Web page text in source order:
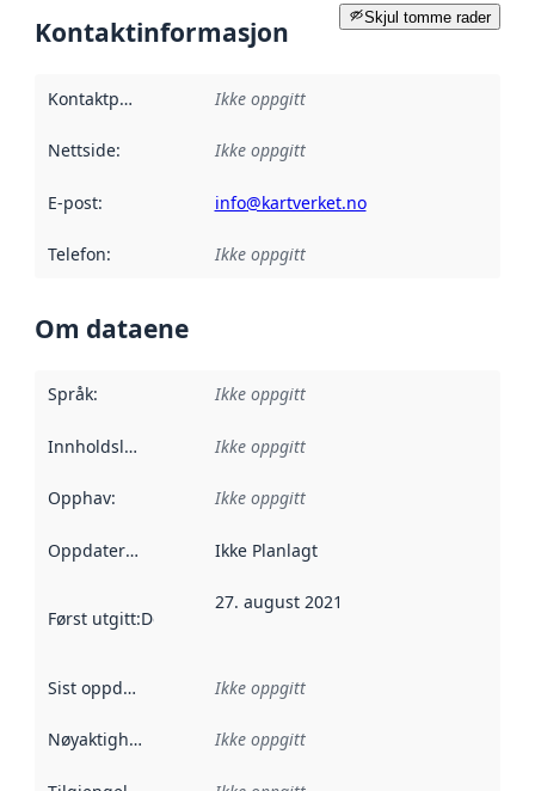
Skjul tomme rader
Kontaktinformasjon
Kontaktpunkt Ikke oppgitt
Nettside: Ikke oppgitt
E-post: info@kartverket.no
Telefon: Ikke oppgitt
Om dataene
Språk: Ikke oppgitt
Innholdsleverandører :
Ikke oppgitt
Opphav: Ikke oppgitt
Oppdateringsfrekvens :
Ikke Planlagt
Først utgitt:Denne datoen sier når dataene i dette
27. august 2021
Sist oppdatert Ikke oppgitt
Nøyaktighet Ikke oppgitt